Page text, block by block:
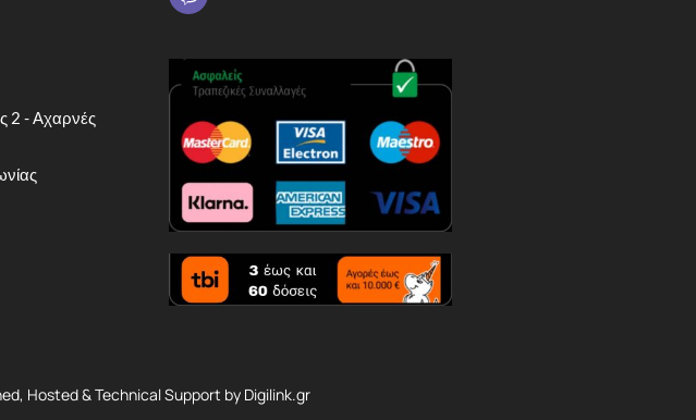
2 - Αχαρνές
Hosted & Technical Support by Digilink.gr